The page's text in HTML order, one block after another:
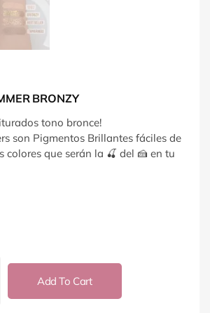
BRONZY
tono bronce!
son Pigmentos Brillantes fáciles de
colores que serán la 🍒 del 🍰 en tu
Add To Cart